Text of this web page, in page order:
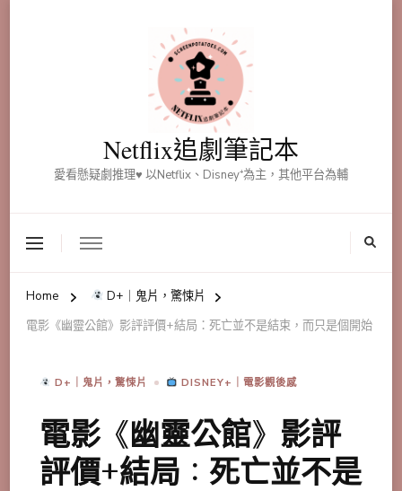
Netflix追劇筆記本
愛看懸疑劇推理♥ 以Netflix、Disney⁺為主，其他平台為輔
Home
D+｜鬼片，驚悚片
電影《幽靈公館》影評評價+結局：死亡並不是結束，而只是個開始
D+｜鬼片，驚悚片 DISNEY+｜電影觀後感
電影《幽靈公館》影評
評價+結局：死亡並不是